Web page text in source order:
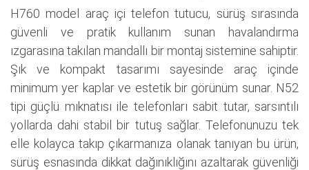
H760 model araç içi telefon tutucu, sürüş sırasında
güvenli ve pratik kullanım sunan havalandırma
ızgarasına takılan mandallı bir montaj sistemine sahiptir.
Şık ve kompakt tasarımı sayesinde araç içinde
minimum yer kaplar ve estetik bir görünüm sunar. N52
tipi güçlü mıknatısı ile telefonları sabit tutar, sarsıntılı
yollarda dahi stabil bir tutuş sağlar. Telefonunuzu tek
elle kolayca takıp çıkarmanıza olanak tanıyan bu ürün,
sürüş esnasında dikkat dağınıklığını azaltarak güvenliği